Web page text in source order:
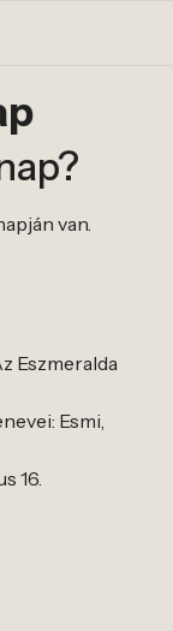
van.
Eszmeralda
Esmi,
16.